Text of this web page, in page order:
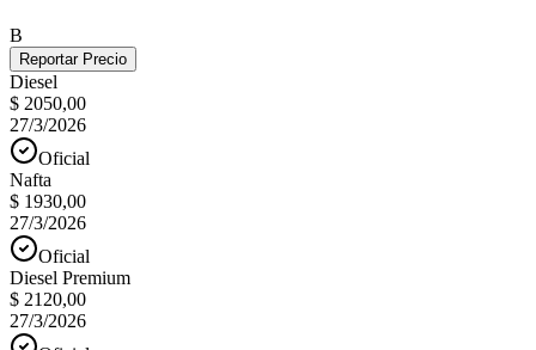
B
Reportar Precio
Diesel
$ 2050,00
27/3/2026
Oficial
Nafta
$ 1930,00
27/3/2026
Oficial
Diesel Premium
$ 2120,00
27/3/2026